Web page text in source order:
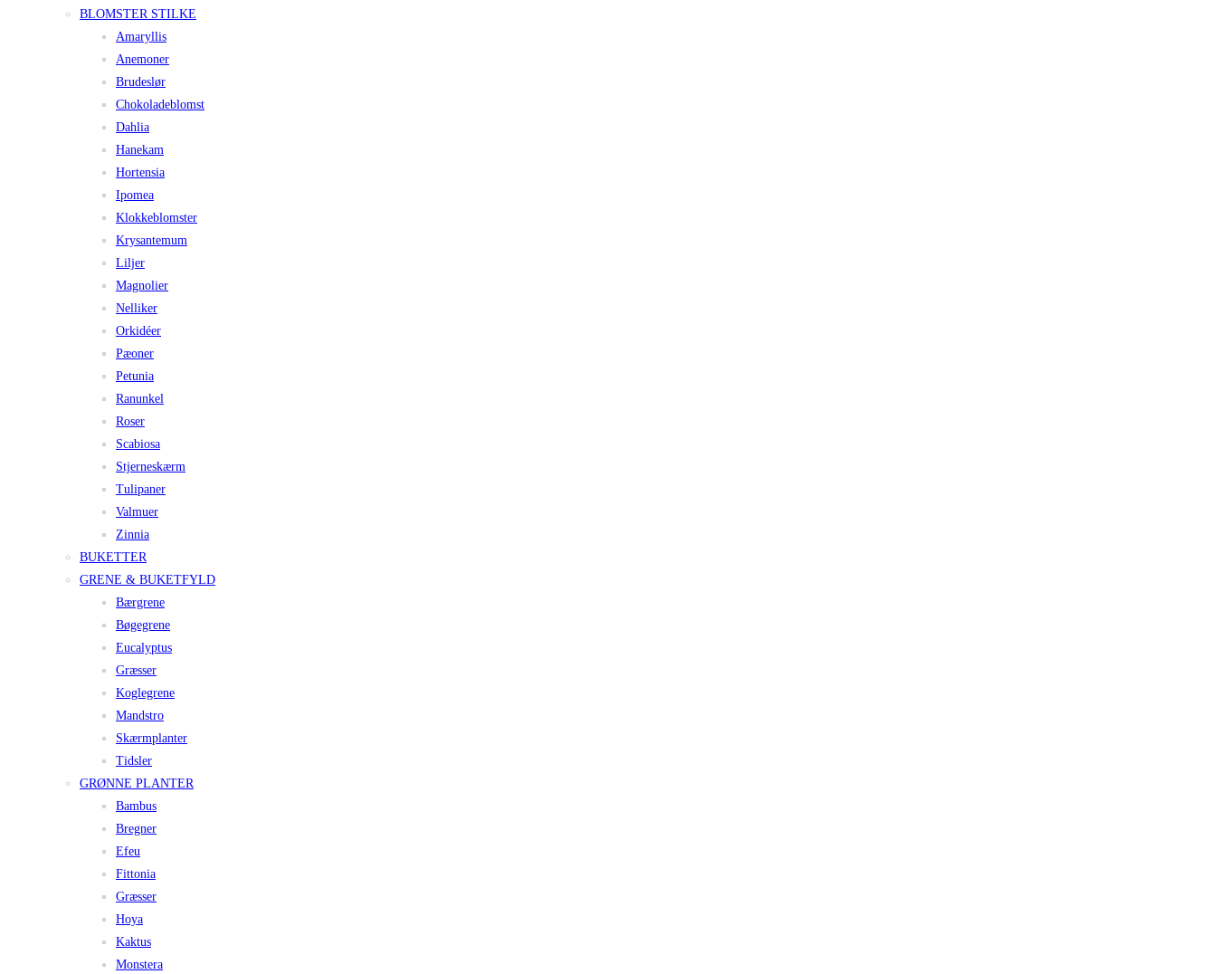
BLOMSTER STILKE
Amaryllis
Anemoner
Brudeslør
Chokoladeblomst
Dahlia
Hanekam
Hortensia
Ipomea
Klokkeblomster
Krysantemum
Liljer
Magnolier
Nelliker
Orkidéer
Pæoner
Petunia
Ranunkel
Roser
Scabiosa
Stjerneskærm
Tulipaner
Valmuer
Zinnia
BUKETTER
GRENE & BUKETFYLD
Bærgrene
Bøgegrene
Eucalyptus
Græsser
Koglegrene
Mandstro
Skærmplanter
Tidsler
GRØNNE PLANTER
Bambus
Bregner
Efeu
Fittonia
Græsser
Hoya
Kaktus
Monstera